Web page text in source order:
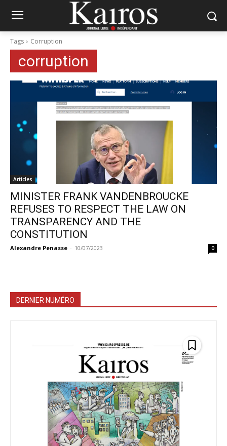
Tags Corruption
corruption
Articles
MINISTER FRANK VANDENBROUCKE
REFUSES TO RESPECT THE LAW ON
TRANSPARENCY AND THE
CONSTITUTION
Alexandre Penasse - 10/07/2023 0
DERNIER NUMÉRO